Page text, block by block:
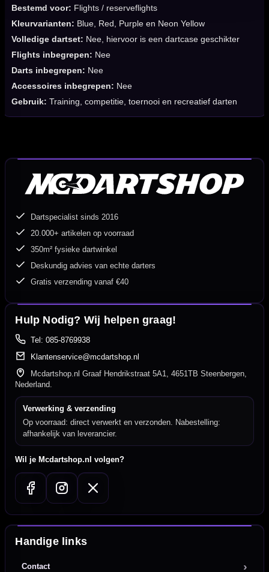
Bestemd voor: Flights / reserveflights
Kleurvarianten: Blue, Red, Purple en Neon Yellow
Volledige dartset: Nee, hiervoor is een dartcase geschikter
Flights inbegrepen: Nee
Darts inbegrepen: Nee
Accessoires inbegrepen: Nee
Gebruik: Training, competitie, toernooi en recreatief darten
Dartspecialist sinds 2016
20.000+ artikelen op voorraad
350m² fysieke dartwinkel
Deskundig advies van echte darters
Gratis verzending vanaf €40
Hulp Nodig? Wij helpen graag!
Tel: 085-8769938
Klantenservice@mcdartshop.nl
Mcdartshop.nl Graaf Hendrikstraat 5A1, 4651TB Steenbergen,
Nederland.
Verwerking & verzending
Op voorraad: direct verwerkt en verzonden. Nabestelling:
afhankelijk van leverancier.
Wil je Mcdartshop.nl volgen?
Handige links
Contact